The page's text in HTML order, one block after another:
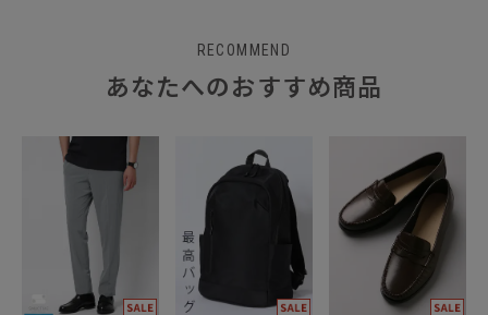
RECOMMEND
あなたへのおすすめ商品